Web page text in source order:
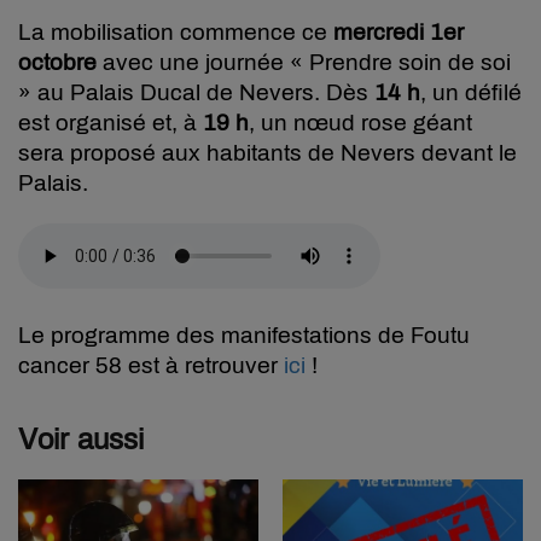
La mobilisation commence ce mercredi 1er
octobre avec une journée « Prendre soin de soi
» au Palais Ducal de Nevers. Dès 14 h, un défilé
est organisé et, à 19 h, un nœud rose géant
sera proposé aux habitants de Nevers devant le
Palais.
Le programme des manifestations de Foutu
cancer 58 est à retrouver ici !
Voir aussi